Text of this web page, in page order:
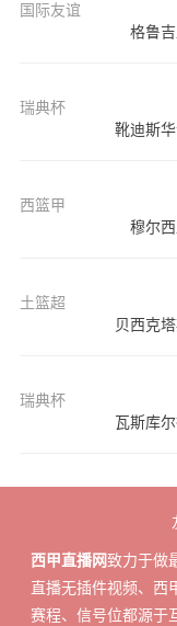
国际友谊
格鲁
瑞典杯
靴迪斯
西篮甲
穆尔
土篮超
贝西克
瑞典杯
瓦斯库
西甲直播网致力于做
直播无插件视频、西
赛程、信号位都源于